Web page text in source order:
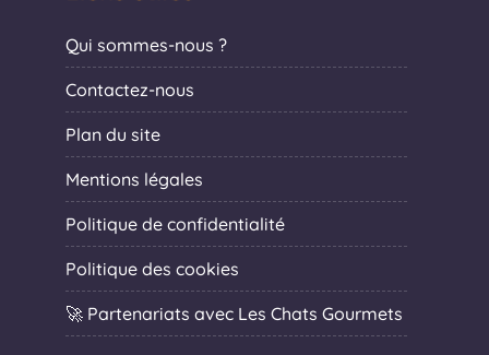
Qui sommes-nous ?
Contactez-nous
Plan du site
Mentions légales
Politique de confidentialité
Politique des cookies
🚀 Partenariats avec Les Chats Gourmets